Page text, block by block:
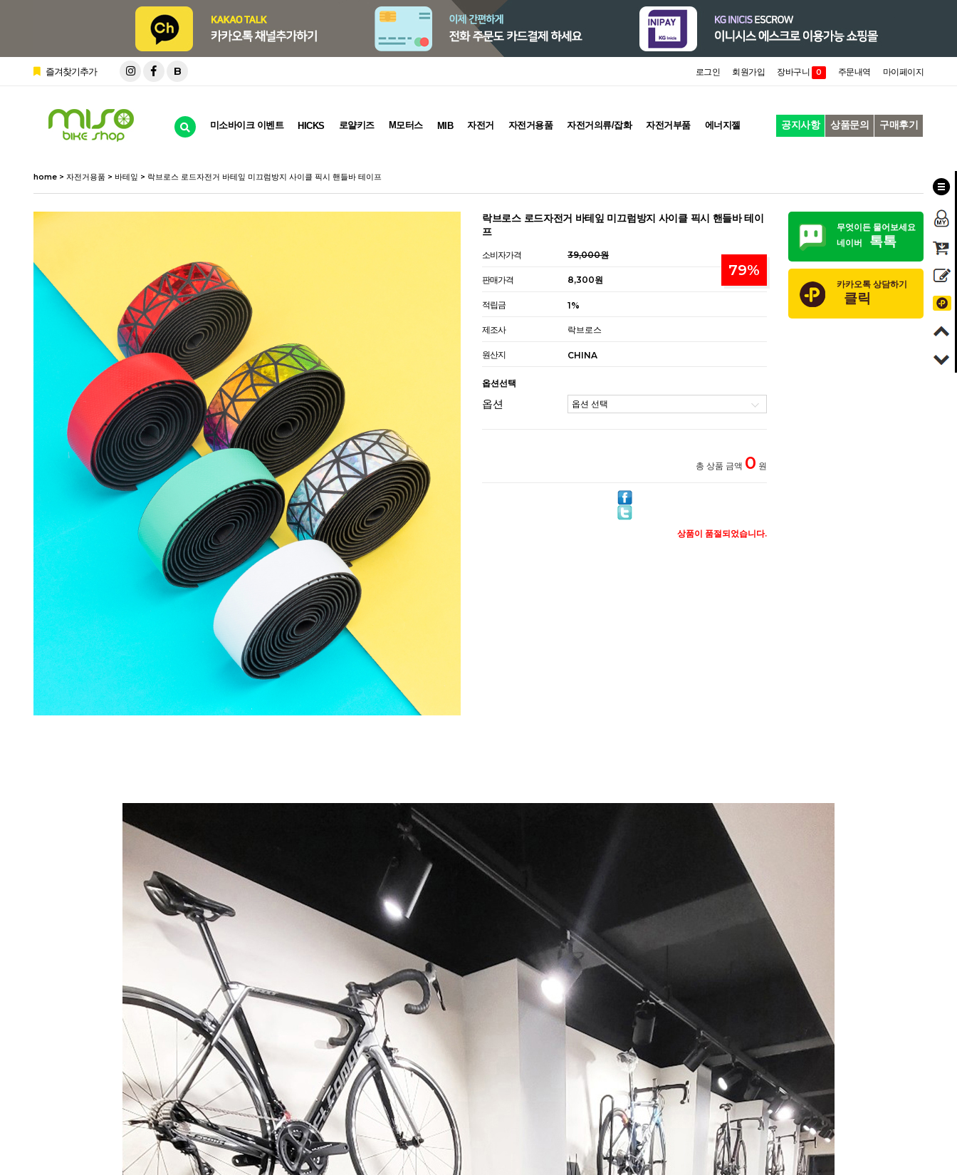
즐겨찾기추가 B 로그인 회원가입 장바구니 0 주문내역 마이페이지
미소바이크 이벤트 HICKS 로얄키즈 M모터스 MIB 자전거 자전거용품 자전거의류/잡화 자전거부품 에너지젤 공지사항 상품문의 구매후기
home > 자전거용품 > 바테잎 > 락브로스 로드자전거 바테잎 미끄럼방지 사이클 픽시 핸들바 테이프
락브로스 로드자전거 바테잎 미끄럼방지 사이클 픽시 핸들바 테이
프
소비자가격 39,000원
79%
판매가격 8,300원
적립금 1%
제조사 락브로스
원산지 CHINA
옵션선택
옵션
총 상품 금액 0 원
상품이 품절되었습니다.
무엇이든 물어보세요
네이버
톡톡
카카오톡 상담하기
클릭